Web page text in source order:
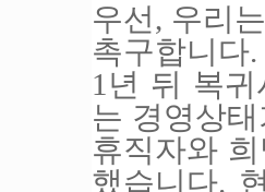
우선, 우리
촉구합니다
1년 뒤 복
는 경영상
휴직자와
했습니다.